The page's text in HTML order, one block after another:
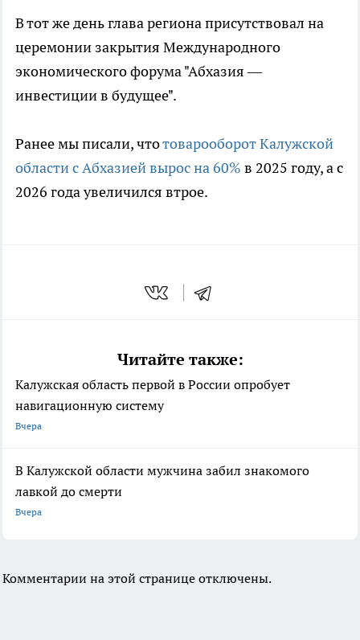
В тот же день глава региона присутствовал на
церемонии закрытия Международного
экономического форума "Абхазия —
инвестиции в будущее".
Ранее мы писали, чтотоварооборот Калужской
области с Абхазией вырос на 60% в 2025 году, а с
2026 года увеличился втрое.
Читайте также:
Калужская область первой в России опробует
навигационную систему
Вчера
В Калужской области мужчина забил знакомого
лавкой до смерти
Вчера
Комментарии на этой странице отключены.